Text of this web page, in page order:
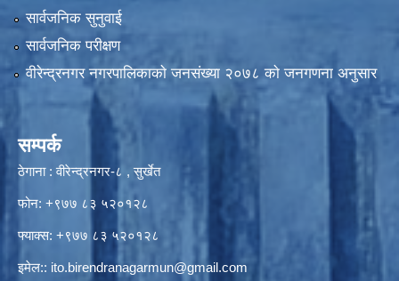
सार्वजनिक सुनुवाई
सार्वजनिक परीक्षण
वीरेन्द्रनगर नगरपालिकाकाे जनसंख्या २०७८ काे जनगणना अनुसार
सम्पर्क
ठेगाना : वीरेन्द्रनगर-८ , सुर्खेत
फोन: +९७७ ८३ ५२०१२८
फ्याक्स: +९७७ ८३ ५२०१२८
इमेल:: ito.birendranagarmun@gmail.com